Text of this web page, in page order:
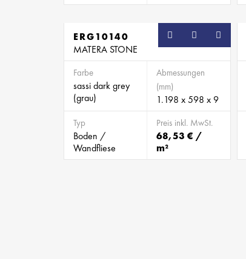
ERG10140
MATERA STONE
Farbe
sassi dark grey
(grau)
Abmessungen
(mm)
1.198 x 598 x 9
Typ
Boden /
Wandfliese
Preis inkl. MwSt.
68,53 € /
m²